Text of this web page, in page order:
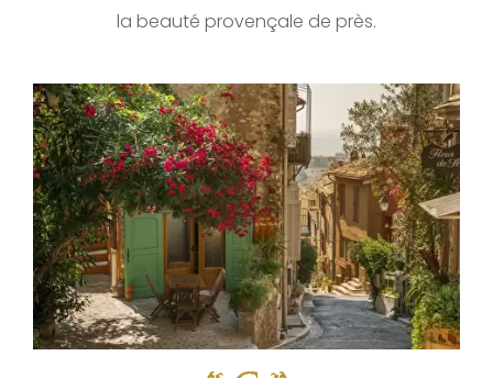
la beauté provençale de près.